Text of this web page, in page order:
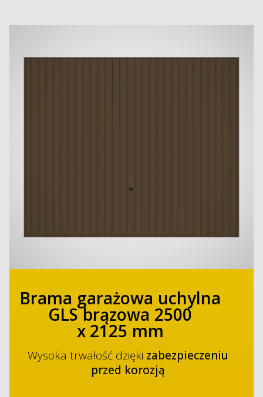
Brama garażowa uchylna
GLS brązowa 2500
x 2125 mm
Wysoka trwałość dzięki zabezpieczeniu
przed korozją